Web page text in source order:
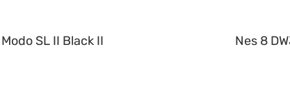
Modo SL II Black II Nes 8